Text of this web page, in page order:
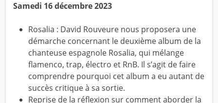
Samedi 16 décembre 2023
Rosalia : David Rouveure nous proposera une
démarche concernant le deuxième album de la
chanteuse espagnole Rosalia, qui mélange
flamenco, trap, électro et RnB. Il s’agit de faire
comprendre pourquoi cet album a eu autant de
succès critique à sa sortie.
Reprise de la réflexion sur comment aborder la